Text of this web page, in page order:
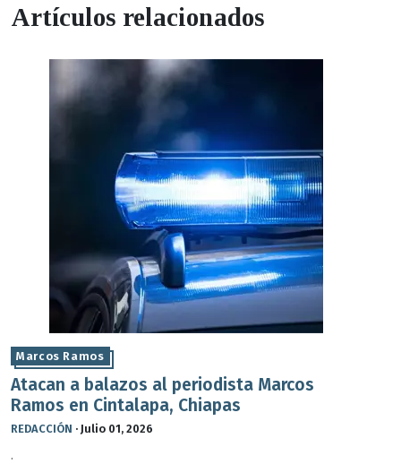
Artículos relacionados
Marcos Ramos
Atacan a balazos al periodista Marcos
Ramos en Cintalapa, Chiapas
REDACCIÓN · Julio 01, 2026
.